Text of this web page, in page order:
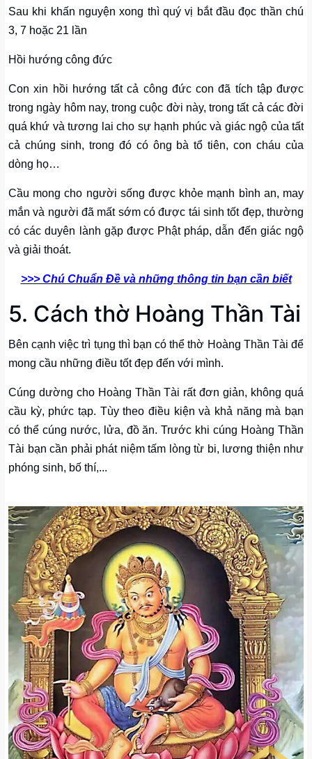
Sau khi khấn nguyện xong thì quý vị bắt đầu đọc thần chú
3, 7 hoặc 21 lần
Hồi hướng công đức
Con xin hồi hướng tất cả công đức con đã tích tập được
trong ngày hôm nay, trong cuộc đời này, trong tất cả các đời
quá khứ và tương lai cho sự hạnh phúc và giác ngộ của tất
cả chúng sinh, trong đó có ông bà tổ tiên, con cháu của
dòng họ…
Cầu mong cho người sống được khỏe mạnh bình an, may
mắn và người đã mất sớm có được tái sinh tốt đẹp, thường
có các duyên lành gặp được Phật pháp, dẫn đến giác ngộ
và giải thoát.
>>> Chú Chuẩn Đề và những thông tin bạn cần biết
5. Cách thờ Hoàng Thần Tài
Bên cạnh việc trì tụng thì bạn có thể thờ Hoàng Thần Tài để
mong cầu những điều tốt đẹp đến với mình.
Cúng dường cho Hoàng Thần Tài rất đơn giản, không quá
cầu kỳ, phức tạp. Tùy theo điều kiện và khả năng mà bạn
có thể cúng nước, lửa, đồ ăn. Trước khi cúng Hoàng Thần
Tài bạn cần phải phát niệm tấm lòng từ bi, lương thiện như
phóng sinh, bố thí,...